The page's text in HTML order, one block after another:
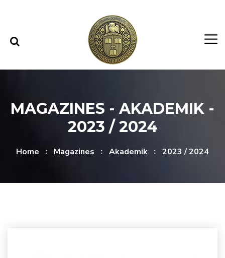
MAGAZINES - AKADEMIK -
2023 / 2024
Home Magazines Akademik 2023 / 2024